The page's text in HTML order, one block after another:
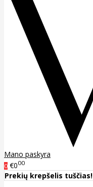
Mano paskyra
0 €000
Prekių krepšelis tuščias!